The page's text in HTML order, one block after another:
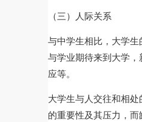
（三）人际关系
与中学生相比，大学
与学业期待来到大学
应等。
大学生与人交往和相
的重要性及其压力，